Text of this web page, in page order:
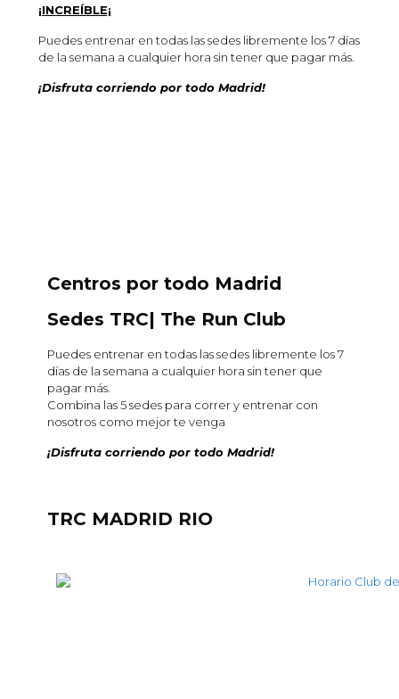
¡INCREÍBLE¡
Puedes entrenar en todas las sedes libremente los 7 días
de la semana a cualquier hora sin tener que pagar más.
¡Disfruta corriendo por todo Madrid!
Centros por todo Madrid
Sedes TRC| The Run Club
Puedes entrenar en todas las sedes libremente los 7
días de la semana a cualquier hora sin tener que
pagar más.
Combina las 5 sedes para correr y entrenar con
nosotros como mejor te venga
¡Disfruta corriendo por todo Madrid!
TRC MADRID RIO